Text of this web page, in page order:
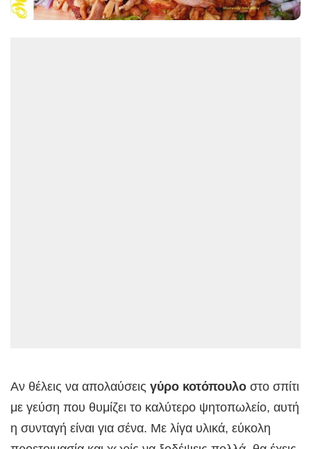
Αν θέλεις να απολαύσεις γύρο κοτόπουλο στο σπίτι
με γεύση που θυμίζει το καλύτερο ψητοπωλείο, αυτή
η συνταγή είναι για σένα. Με λίγα υλικά, εύκολη